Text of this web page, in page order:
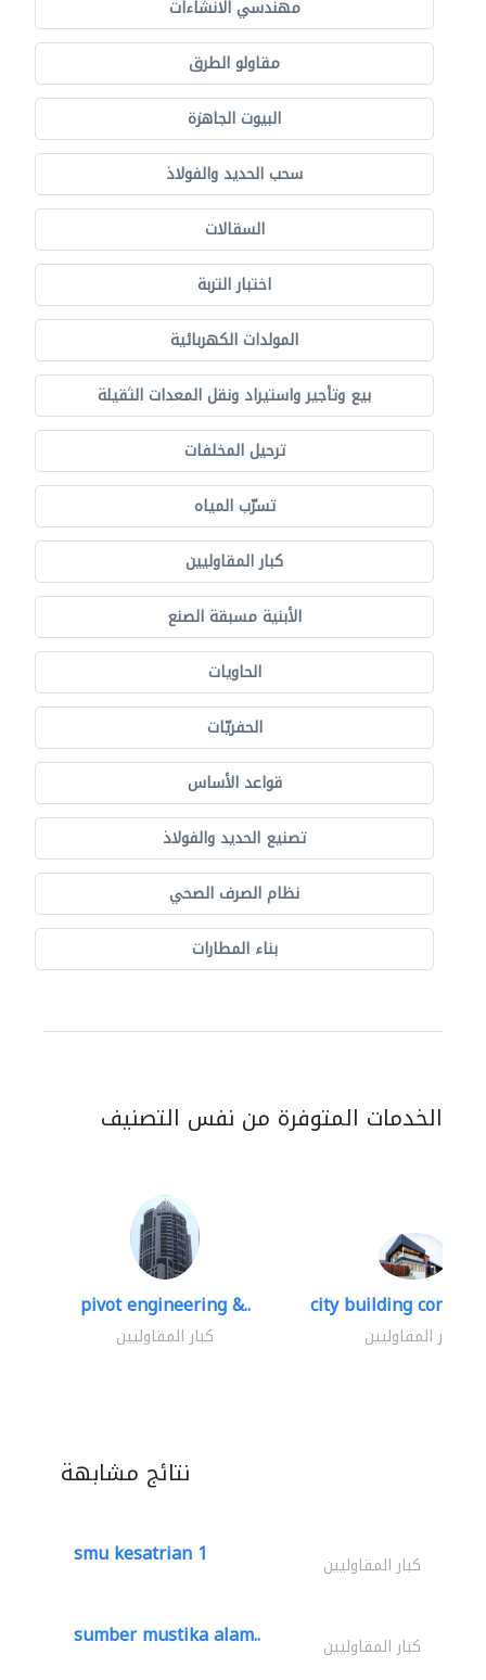
مهندسي الانشاءات
مقاولو الطرق
البيوت الجاهزة
سحب الحديد والفولاذ
السقالات
اختبار التربة
المولدات الكهربائية
بيع وتأجير واستيراد ونقل المعدات الثقيلة
ترحيل المخلفات
تسرّب المياه
كبار المقاوليين
الأبنية مسبقة الصنع
الحاويات
الحفريّات
قواعد الأساس
تصنيع الحديد والفولاذ
نظام الصرف الصحي
بناء المطارات
الخدمات المتوفرة من نفس التصنيف
pivot engineering &..
كبار المقاوليين
city building
كبار المقاوليين
نتائج مشابهة
smu kesatrian 1 كبار المقاوليين
sumber mustika alam.. كبار المقاوليين